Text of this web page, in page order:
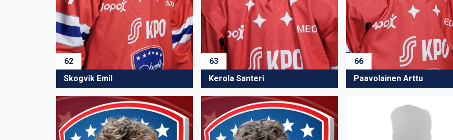
62
Skogvik Emil
63
Kerola Santeri
66
Paavolainen Arttu